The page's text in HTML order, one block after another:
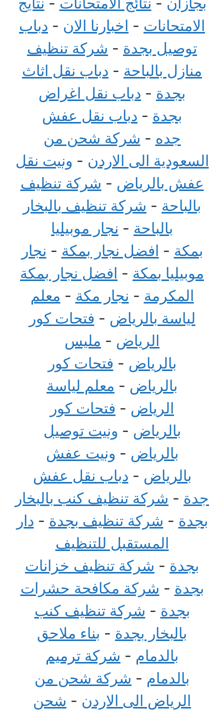
الامتحانات - اخبارنا الان - دباب
توصيل بجدة - شركة تنظيف
منازل بالباحة - دباب نقل اثاث
بجدة - دباب نقل اغراض
بجدة - دباب نقل عفش
جده - شركة شحن من
السعودية الى الاردن - ونيت نقل
عفش بالرياض - شركة تنظيف
بالباحة - شركة تنظيف بالبخار
بالباحة - نجار موبيليا
بمكة - افضل نجار بمكة - نجار
موبيليا بمكة - افضل نجار بمكة
المكرمة - نجار مكة - معلم
لياسة بالرياض - فتحات كور
الرياض - مليس
بالرياض - فتحات كور
بالرياض - معلم لياسة
الرياض - فتحات كور
بالرياض - ونيت توصيل
بالرياض - ونيت عفش
بالرياض - دباب نقل عفش
جدة - شركة تنظيف كنب بالبخار
بجدة - شركة تنظيف بجدة - دار
المستقبل للتنظيف
بجدة - شركة تنظيف خزانات
بجدة - شركة مكافحة حشرات
بجدة - شركة تنظيف كنب
بالبخار بجدة - بناء ملاحق
بالدمام - شركة ترميم
بالدمام - شركة شحن من
الرياض الى الاردن - شحن